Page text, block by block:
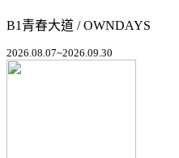
B1青春大道 / OWNDAYS
2026.08.07~2026.09.30